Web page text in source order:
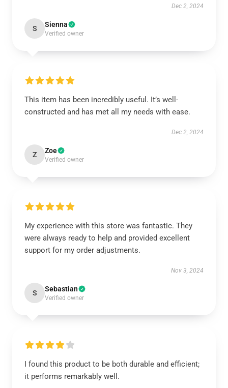
Dec 2, 2024
S Sienna
Verified owner
This item has been incredibly useful. It’s well-
constructed and has met all my needs with ease.
Dec 2, 2024
Z Zoe
Verified owner
My experience with this store was fantastic. They
were always ready to help and provided excellent
support for my order adjustments.
Nov 3, 2024
S Sebastian
Verified owner
I found this product to be both durable and efficient;
it performs remarkably well.